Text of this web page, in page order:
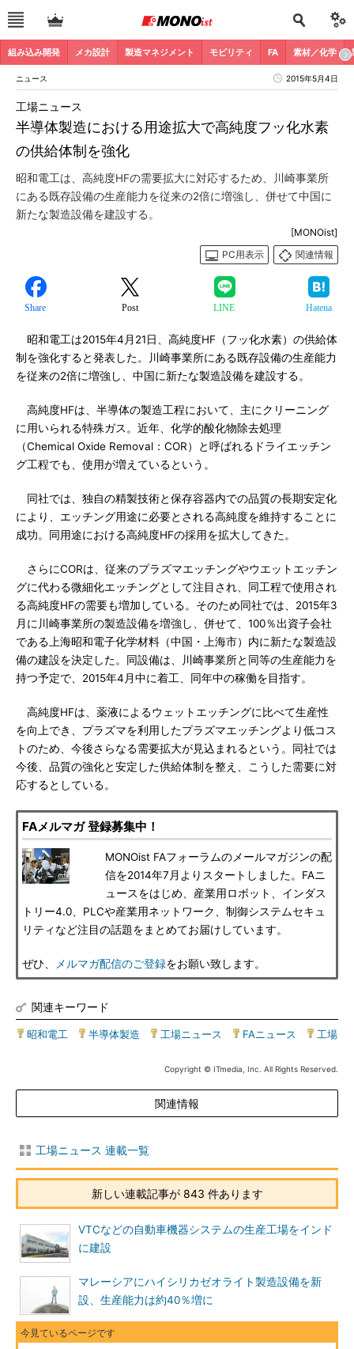
組み込み開発 メカ設計 製造マネジメント モビリティ FA 素材／化学
ニュース 2015年5月4日
半導体製造における用途拡大で高純度フッ化水素
の供給体制を強化
工場ニュース
昭和電工は、高純度HFの需要拡大に対応するため、川崎事業所
にある既存設備の生産能力を従来の2倍に増強し、併せて中国に
新たな製造設備を建設する。
[MONOist]
PC用表示
関連情報
Share Post LINE Hatena
昭和電工は2015年4月21日、高純度HF（フッ化水素）の供給体
制を強化すると発表した。川崎事業所にある既存設備の生産能力
を従来の2倍に増強し、中国に新たな製造設備を建設する。
高純度HFは、半導体の製造工程において、主にクリーニング
に用いられる特殊ガス。近年、化学的酸化物除去処理
（Chemical Oxide Removal：COR）と呼ばれるドライエッチン
グ工程でも、使用が増えているという。
同社では、独自の精製技術と保存容器内での品質の長期安定化
により、エッチング用途に必要とされる高純度を維持することに
成功。同用途における高純度HFの採用を拡大してきた。
さらにCORは、従来のプラズマエッチングやウエットエッチン
グに代わる微細化エッチングとして注目され、同工程で使用され
る高純度HFの需要も増加している。そのため同社では、2015年3
月に川崎事業所の製造設備を増強し、併せて、100％出資子会社
である上海昭和電子化学材料（中国・上海市）内に新たな製造設
備の建設を決定した。同設備は、川崎事業所と同等の生産能力を
持つ予定で、2015年4月中に着工、同年中の稼働を目指す。
高純度HFは、薬液によるウェットエッチングに比べて生産性
を向上でき、プラズマを利用したプラズマエッチングより低コス
トのため、今後さらなる需要拡大が見込まれるという。同社では
今後、品質の強化と安定した供給体制を整え、こうした需要に対
応するとしている。
FAメルマガ 登録募集中！
MONOist FAフォーラムのメールマガジンの配
信を2014年7月よりスタートしました。FAニ
ュースをはじめ、産業用ロボット、インダス
トリー4.0、PLCや産業用ネットワーク、制御システムセキュ
リティなど注目の話題をまとめてお届けしています。
ぜひ、 メルマガ配信のご登録をお願い致します。
関連キーワード
昭和電工 半導体製造 工場ニュース FAニュース 工場
Copyright © ITmedia, Inc. All Rights Reserved.
関連情報
工場ニュース 連載一覧
新しい連載記事が 843 件あります
VTCなどの自動車機器システムの生産工場をインド
に建設
マレーシアにハイシリカゼオライト製造設備を新
設、生産能力は約40％増に